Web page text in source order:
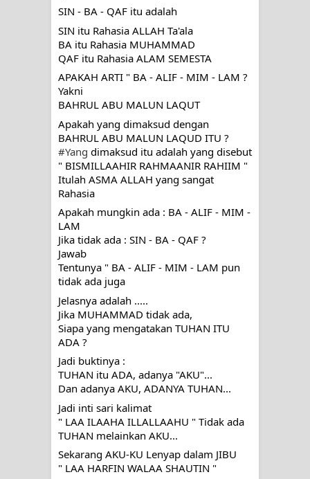
SIN - BA - QAF itu adalah
SIN itu Rahasia ALLAH Ta'ala
BA itu Rahasia MUHAMMAD
QAF itu Rahasia ALAM SEMESTA
APAKAH ARTI " BA - ALIF - MIM - LAM ?
Yakni
BAHRUL ABU MALUN LAQUT
Apakah yang dimaksud dengan
BAHRUL ABU MALUN LAQUD ITU ?
#Yang
" BISMILLAAHIR RAHMAANIR RAHIIM "
Itulah ASMA ALLAH yang sangat
Rahasia
Apakah mungkin ada : BA - ALIF - MIM -
LAM
Jika tidak ada : SIN - BA - QAF ?
Jawab
Tentunya " BA - ALIF - MIM - LAM pun
tidak ada juga
Jelasnya adalah .....
Jika MUHAMMAD tidak ada,
Siapa yang mengatakan TUHAN ITU
ADA ?
Jadi buktinya :
TUHAN itu ADA, adanya "AKU"...
Dan adanya AKU, ADANYA TUHAN...
Jadi inti sari kalimat
" LAA ILAAHA ILLALLAAHU " Tidak ada
TUHAN melainkan AKU...
Sekarang AKU-KU Lenyap dalam JIBU
" LAA HARFIN WALAA SHAUTIN "